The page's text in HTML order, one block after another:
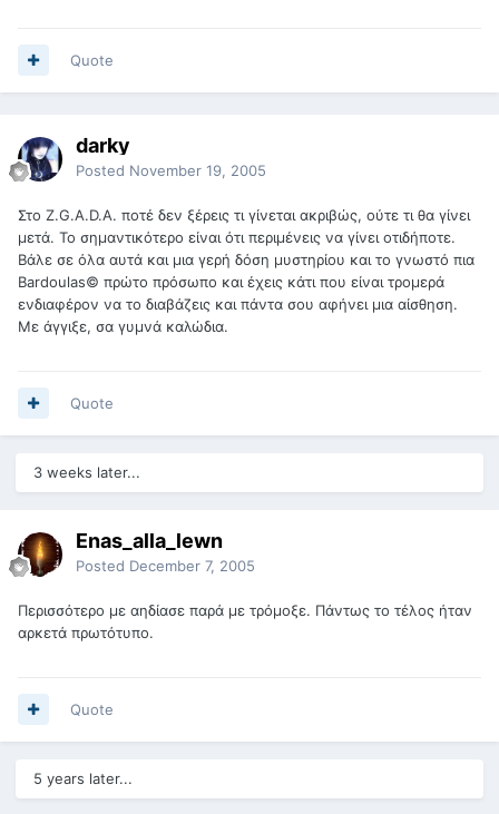
Quote
darky
Posted November 19, 2005
Στο Z.G.A.D.A. ποτέ δεν ξέρεις τι γίνεται ακριβώς, ούτε τι θα γίνει
μετά. Το σημαντικότερο είναι ότι περιμένεις να γίνει οτιδήποτε.
Βάλε σε όλα αυτά και μια γερή δόση μυστηρίου και το γνωστό πια
Bardoulas© πρώτο πρόσωπο και έχεις κάτι που είναι τρομερά
ενδιαφέρον να το διαβάζεις και πάντα σου αφήνει μια αίσθηση.
Με άγγιξε, σα γυμνά καλώδια.
Quote
3 weeks later...
Enas_alla_lewn
Posted December 7, 2005
Περισσότερο με αηδίασε παρά με τρόμοξε. Πάντως το τέλος ήταν
αρκετά πρωτότυπο.
Quote
5 years later...